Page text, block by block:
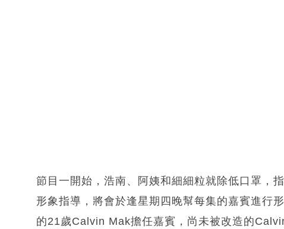
節目一開始，浩南、阿姨和細細粒就除低口罩，
形象指導，將會於逢星期四晚幫每集的嘉賓進行
的21歲Calvin Mak擔任嘉賓，尚未被改造的